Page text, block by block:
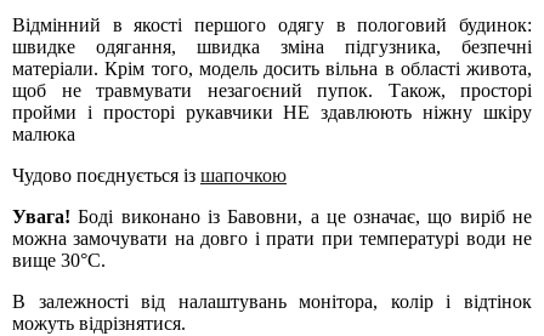
Відмінний в якості першого одягу в пологовий будинок:
швидке одягання, швидка зміна підгузника, безпечні
матеріали. Крім того, модель досить вільна в області живота,
щоб не травмувати незагоєний пупок. Також, просторі
пройми і просторі рукавчики НЕ здавлюють ніжну шкіру
малюка
Чудово поєднується із шапочкою
Увага!Боді виконано із Бавовни, а це означає, що виріб не
можна замочувати на довго і прати при температурі води не
вище 30°С.
В залежності від налаштувань монітора, колір і відтінок
можуть відрізнятися.